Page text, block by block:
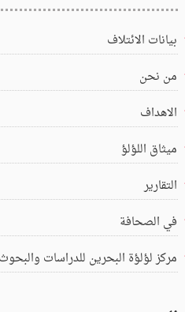
بيانات الائتلاف
من نحن
الاهداف
ميثاق اللؤلؤ
التقارير
في الصحافة
مركز لؤلؤة البحرين للدراسات والبحوث